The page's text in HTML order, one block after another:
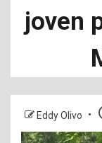
joven
Eddy Olivo